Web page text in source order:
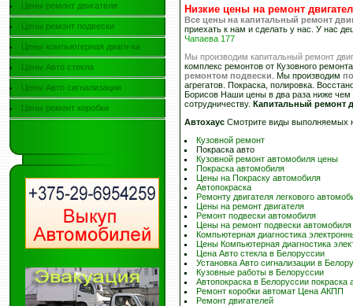
Цены ремонт двигателя
Цены ремонт подвески
Цены компьютерная диагн-ка
Цены Авто стекла
Цены Авто сигнализации
Цены ремонт коробки
Низкие цены на ремонт
Все цены на капитальный ремонт
приехать к нам и сделать у нас. У нас
Чапаева 177
Мы производим капитальный ремонт
комплекс ремонтов от Кузовного
ремонтом подвески . Мы производим
агрегатов. Покраска, полировка.
Борисов Наши цены в два раза ниже
сотрудничеству. Капитальный ремонт
Автохаус Смотрите виды выполняемых
Кузовной ремонт
Покраска авто
Кузовной ремонт автомобиля цены
Покраска автомобиля
Цены на Покраску автомобиля
Автопокраска
Ремонту двигателя легкового
Цены на ремонт двигателя
Ремонт подвески автомобиля
Цены на ремонт подвески автомобиля
Компьютерная диагностика
Цены Компьютерная диагностика
Цена Авто стекла в Белоруссии
Установка Авто сигнализации в
Кузовные работы в Белоруссии
Автопокраска в Белоруссии покраска
Ремонт коробки автомат Цена АКПП
Ремонт двигателей